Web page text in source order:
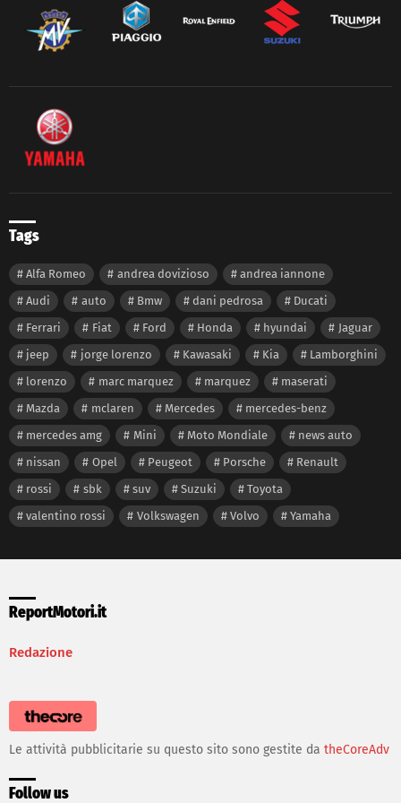
Tags
Alfa Romeo andrea dovizioso
andrea iannone
Audi
auto Bmw dani pedrosa
Ducati
Ferrari
Fiat Ford Honda hyundai
Jaguar
jeep
jorge lorenzo Kawasaki Kia
Lamborghini
lorenzo
marc marquez marquez
maserati
Mazda
mclaren Mercedes
mercedes-benz
mercedes amg
Mini Moto Mondiale
news auto
nissan
Opel Peugeot Porsche
Renault
rossi
sbk suv Suzuki
Toyota
valentino rossi
Volkswagen Volvo Yamaha
ReportMotori.it
Redazione
Le attività pubblicitarie su questo sito sono gestite da theCoreAdv
Follow us